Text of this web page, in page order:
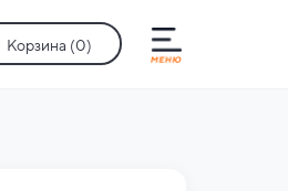
Корзина (0)